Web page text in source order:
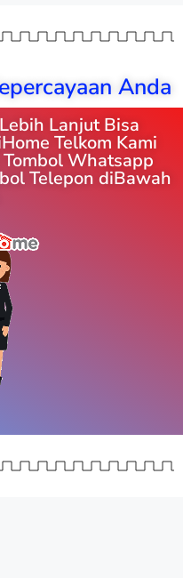
Anda
Lanjut Bisa
Telkom Kami
Whatsapp
Telepon diBawah